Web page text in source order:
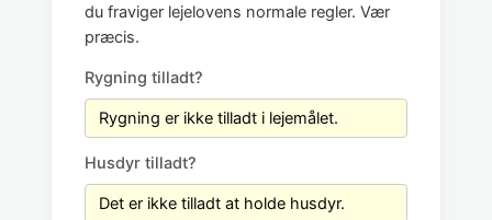
du fraviger lejelovens normale regler. Vær
præcis.
Rygning tilladt?
Husdyr tilladt?